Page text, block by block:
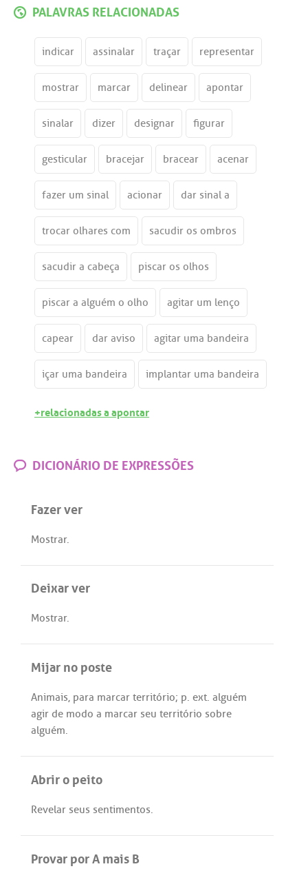
PALAVRAS RELACIONADAS
indicar assinalar traçar representar
mostrar marcar delinear apontar
sinalar dizer designar figurar
gesticular bracejar bracear acenar
fazer um sinal acionar dar sinal a
trocar olhares com sacudir os ombros
sacudir a cabeça piscar os olhos
piscar a alguém o olho agitar um lenço
capear dar aviso agitar uma bandeira
içar uma bandeira implantar uma bandeira
+relacionadas a apontar
DICIONÁRIO DE EXPRESSÕES
Fazer ver
Mostrar.
Deixar ver
Mostrar.
Mijar no poste
Animais, para marcar território; p. ext. alguém
agir de modo a marcar seu território sobre
alguém.
Abrir o peito
Revelar seus sentimentos.
Provar por A mais B